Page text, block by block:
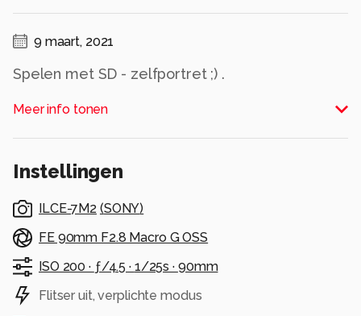
9 maart, 2021
Spelen met SD - zelfportret ;) .
Alle rechten voorbehouden
Meer info tonen
Instellingen
ILCE-7M2 (SONY)
FE 90mm F2.8 Macro G OSS
ISO 200 · ƒ/4.5 · 1/25s · 90mm
Flitser uit, verplichte modus